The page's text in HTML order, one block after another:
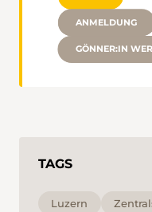
ANMELDUNG
GÖNNER:IN
TAGS
Luzern